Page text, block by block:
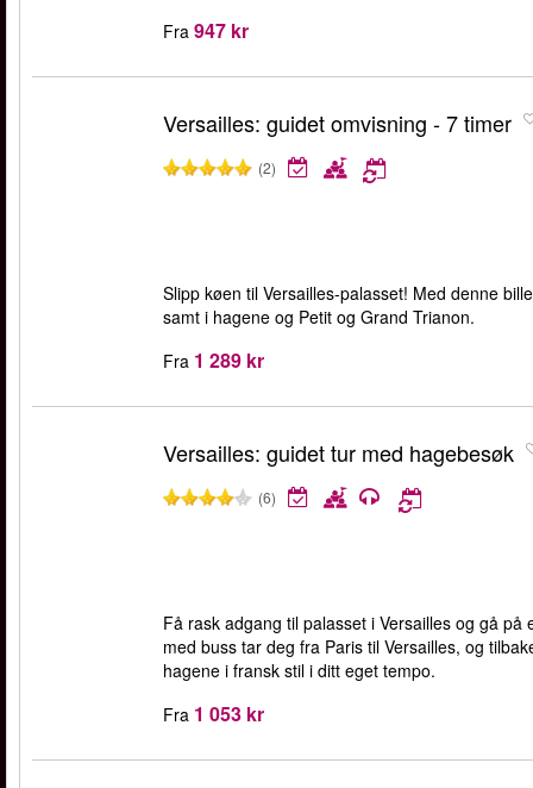
Fra 947 kr
Versailles: guidet omvisning - 7 timer
(2)
Slipp køen til Versailles-palasset! Med denne
samt i hagene og Petit og Grand Trianon.
Fra 1 289 kr
Versailles: guidet tur med hagebesøk
(6)
Få rask adgang til palasset i Versailles og gå
med buss tar deg fra Paris til Versailles, og
hagene i fransk stil i ditt eget tempo.
Fra 1 053 kr